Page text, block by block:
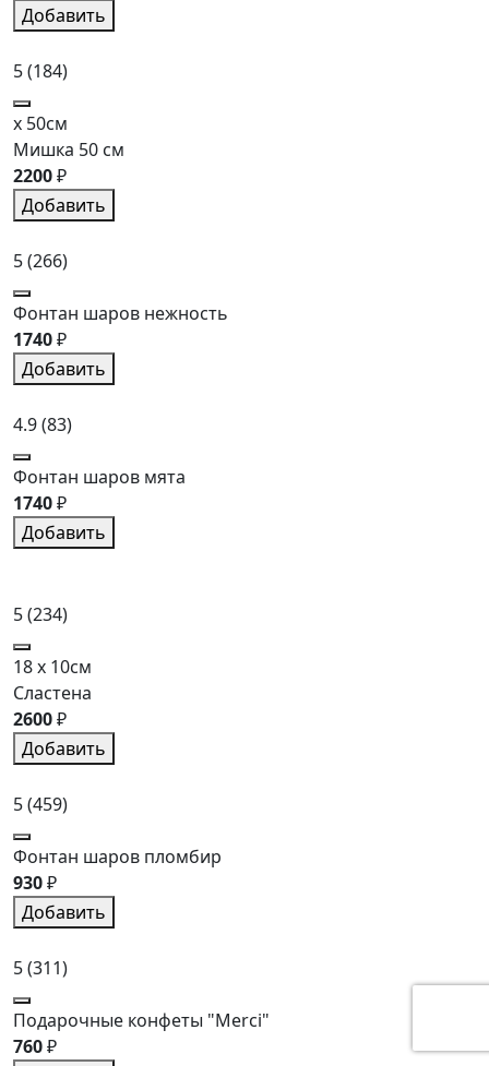
Добавить
5(184)
x 50см
Мишка 50 см
2200₽
Добавить
5(266)
Фонтан шаров нежность
1740₽
Добавить
4.9(83)
Фонтан шаров мята
1740₽
Добавить
5(234)
18 x 10см
Сластена
2600₽
Добавить
5(459)
Фонтан шаров пломбир
930₽
Добавить
5(311)
Подарочные конфеты "Merci"
760₽